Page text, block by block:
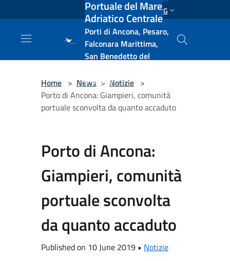
Salta al contenuto principale ENG
Portuale del Mare
Adriatico Centrale
Porti di Ancona, Pesaro,
Falconara Marittima,
San Benedetto del
e Vasto
Home > News > Notizie >
Porto di Ancona: Giampieri, comunità
portuale sconvolta da quanto accaduto
Porto di Ancona:
Giampieri, comunità
portuale sconvolta
da quanto accaduto
Published on 10 June 2019 • Notizie